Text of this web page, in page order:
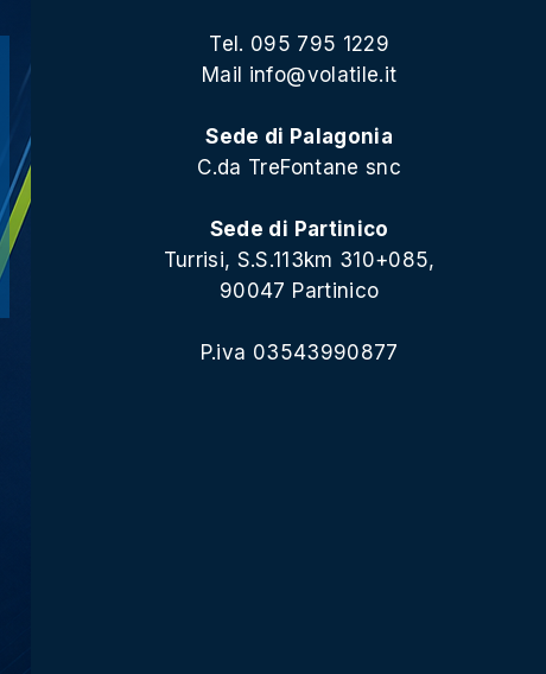
Tel. 095 795 1229
Mail info@volatile.it
Sede di Palagonia
C.da TreFontane snc
Sede di Partinico
Turrisi, S.S.113km 310+085,
90047 Partinico
P.iva 03543990877